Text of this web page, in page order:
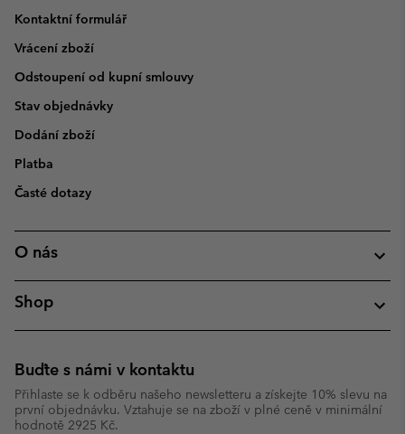
Kontaktní formulář
Vrácení zboží
Odstoupení od kupní smlouvy
Stav objednávky
Dodání zboží
Platba
Časté dotazy
O nás
Shop
Buďte s námi v kontaktu
Přihlaste se k odběru našeho newsletteru a získejte 10% slevu na
první objednávku. Vztahuje se na zboží v plné ceně v minimální
hodnotě 2925 Kč.